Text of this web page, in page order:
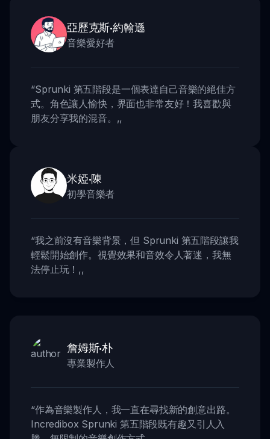
亞歷克斯·約翰遜
音樂愛好者
“Sprunki 第五階段是一個表達自己音樂的絕佳方
式。角色讓人愉快，界面也非常友好！我喜歡與
朋友分享我的混音。 ,,
米婭·陳
初學音樂者
“我之前沒有音樂背景，但 Sprunki 第五階段讓我
輕鬆開始創作。視覺效果和音效令人著迷，我無
法停止玩！ ,,
詹姆斯·朴
專業製作人
“作為音樂製作人，我一直在尋找新的創意出路。
Incredibox Sprunki 第五階段既有趣又引人入